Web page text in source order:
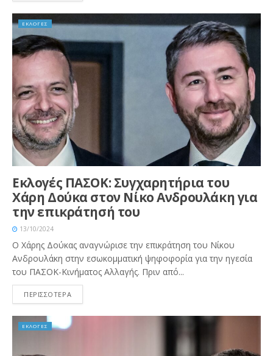
ΕΚΛΟΓΕΣ
Εκλογές ΠΑΣΟΚ: Συγχαρητήρια του
Χάρη Δούκα στον Νίκο Ανδρουλάκη για
την επικράτησή του
13/10/2024
Ο Χάρης Δούκας αναγνώρισε την επικράτηση του Νίκου
Ανδρουλάκη στην εσωκομματική ψηφοφορία για την ηγεσία
του ΠΑΣΟΚ-Κινήματος Αλλαγής. Πριν από...
ΠΕΡΙΣΣΟΤΕΡΑ
ΕΚΛΟΓΕΣ